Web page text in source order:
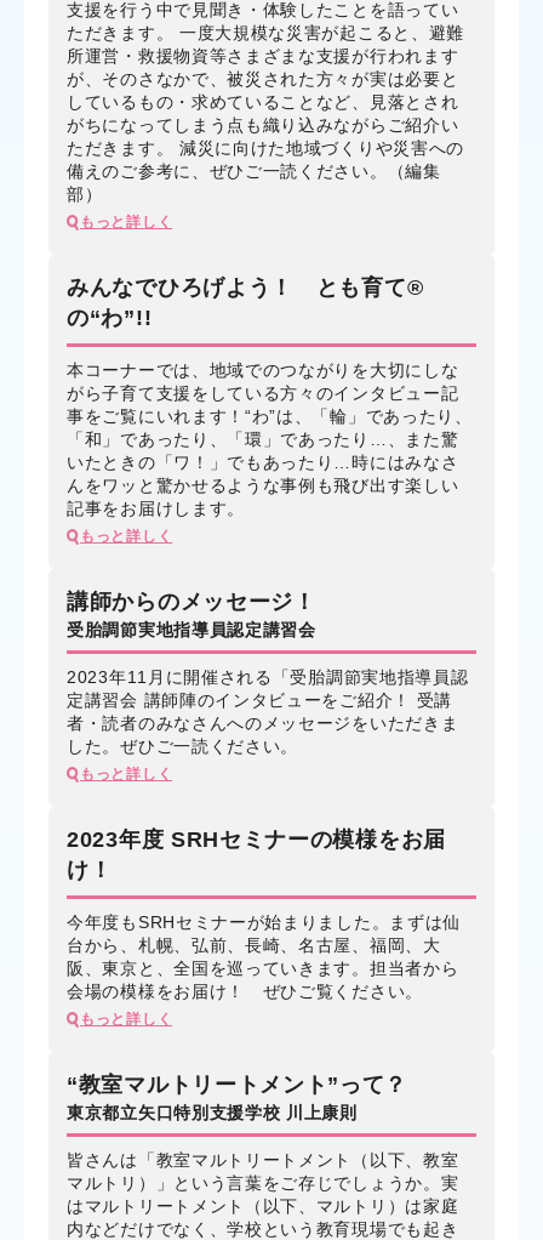
支援を行う中で見聞き・体験したことを語ってい
ただきます。 一度大規模な災害が起こると、避難
所運営・救援物資等さまざまな支援が行われます
が、そのさなかで、被災された方々が実は必要と
しているもの・求めていることなど、見落とされ
がちになってしまう点も織り込みながらご紹介い
ただきます。 減災に向けた地域づくりや災害への
備えのご参考に、ぜひご一読ください。（編集
部）
もっと詳しく
みんなでひろげよう！ とも育て®
の“わ”!!
本コーナーでは、地域でのつながりを大切にしな
がら子育て支援をしている方々のインタビュー記
事をご覧にいれます！“わ”は、「輪」であったり、
「和」であったり、「環」であったり…、また驚
いたときの「ワ！」でもあったり…時にはみなさ
んをワッと驚かせるような事例も飛び出す楽しい
記事をお届けします。
もっと詳しく
講師からのメッセージ！
受胎調節実地指導員認定講習会
2023年11月に開催される「受胎調節実地指導員認
定講習会 講師陣のインタビューをご紹介！ 受講
者・読者のみなさんへのメッセージをいただきま
した。ぜひご一読ください。
もっと詳しく
2023年度 SRHセミナーの模様をお届
け！
今年度もSRHセミナーが始まりました。まずは仙
台から、札幌、弘前、長崎、名古屋、福岡、大
阪、東京と、全国を巡っていきます。担当者から
会場の模様をお届け！ ぜひご覧ください。
もっと詳しく
“教室マルトリートメント”って？
東京都立矢口特別支援学校 川上康則
皆さんは「教室マルトリートメント（以下、教室
マルトリ）」という言葉をご存じでしょうか。実
はマルトリートメント（以下、マルトリ）は家庭
内などだけでなく、学校という教育現場でも起き